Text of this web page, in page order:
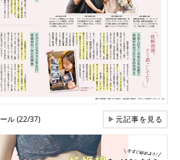
ル (22/37) ▶元記事を見る